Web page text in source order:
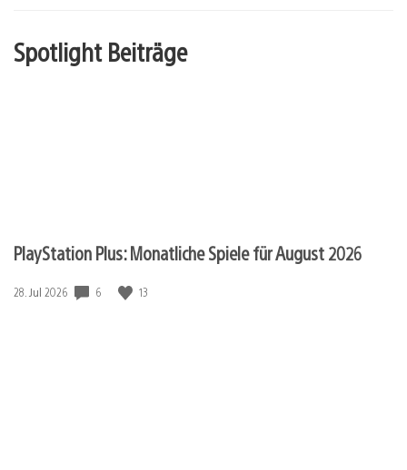
Spotlight Beiträge
PlayStation Plus: Monatliche Spiele für August 2026
Veröffentlichungsdatum:
28. Jul 2026 6 13